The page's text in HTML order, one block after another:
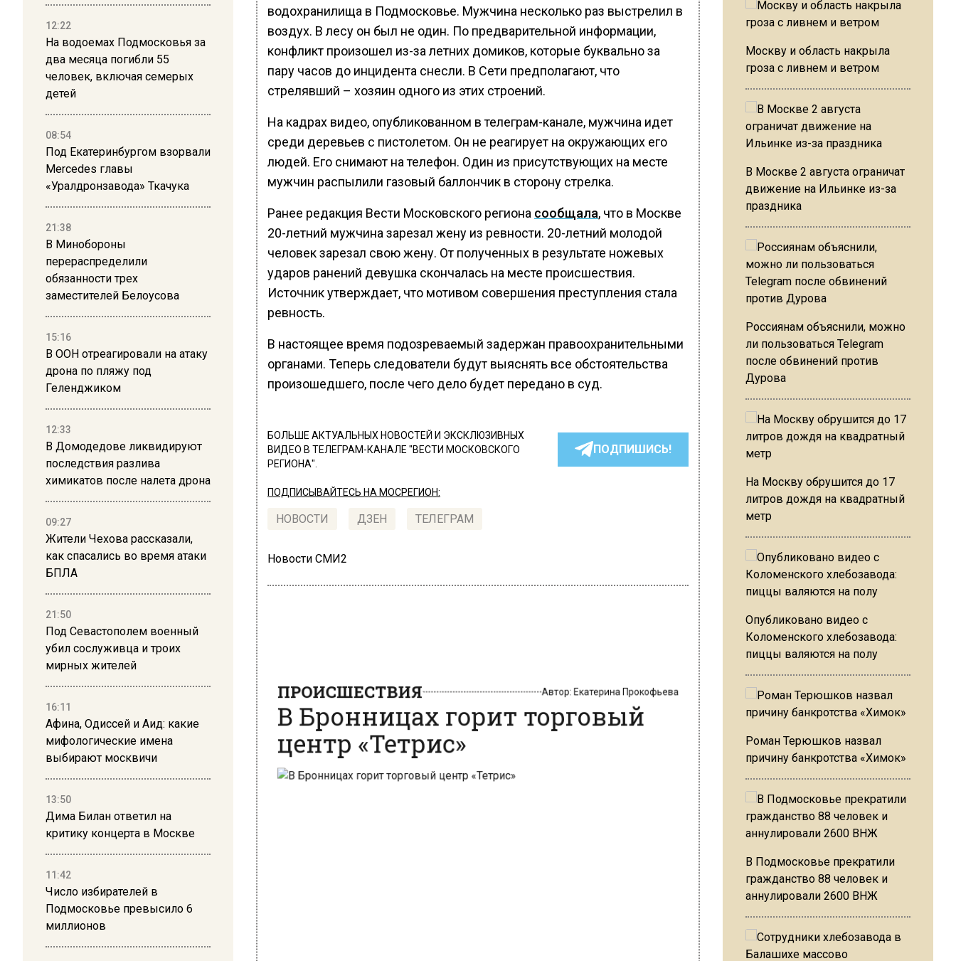
12:22
На водоемах Подмосковья за
два месяца погибли 55
человек, включая семерых
детей
08:54
Под Екатеринбургом взорвали
Mercedes главы
«Уралдронзавода» Ткачука
21:38
В Минобороны
перераспределили
обязанности трех
заместителей Белоусова
15:16
В ООН отреагировали на атаку
дрона по пляжу под
Геленджиком
12:33
В Домодедове ликвидируют
последствия разлива
химикатов после налета дрона
09:27
Жители Чехова рассказали,
как спасались во время атаки
БПЛА
21:50
Под Севастополем военный
убил сослуживца и троих
мирных жителей
16:11
Афина, Одиссей и Аид: какие
мифологические имена
выбирают москвичи
13:50
Дима Билан ответил на
критику концерта в Москве
11:42
Число избирателей в
Подмосковье превысило 6
миллионов
водохранилища в Подмосковье. Мужчина несколько раз выстрелил в
воздух. В лесу он был не один. По предварительной информации,
конфликт произошел из-за летних домиков, которые буквально за
пару часов до инцидента снесли. В Сети предполагают, что
стрелявший – хозяин одного из этих строений.
На кадрах видео, опубликованном в телеграм-канале, мужчина идет
среди деревьев с пистолетом. Он не реагирует на окружающих его
людей. Его снимают на телефон. Один из присутствующих на месте
мужчин распылили газовый баллончик в сторону стрелка.
Ранее редакция Вести Московского региона сообщала, что в Москве
20-летний мужчина зарезал жену из ревности. 20-летний молодой
человек зарезал свою жену. От полученных в результате ножевых
ударов ранений девушка скончалась на месте происшествия.
Источник утверждает, что мотивом совершения преступления стала
ревность.
В настоящее время подозреваемый задержан правоохранительными
органами. Теперь следователи будут выяснять все обстоятельства
произошедшего, после чего дело будет передано в суд.
БОЛЬШЕ АКТУАЛЬНЫХ НОВОСТЕЙ И ЭКСКЛЮЗИВНЫХ
ВИДЕО В ТЕЛЕГРАМ-КАНАЛЕ "ВЕСТИ МОСКОВСКОГО
РЕГИОНА".
ПОДПИШИСЬ!
ПОДПИСЫВАЙТЕСЬ НА МОСРЕГИОН:
НОВОСТИ ДЗЕН ТЕЛЕГРАМ
Новости СМИ2
В Бронницах горит торговый
центр «Тетрис»
Москву и область накрыла
гроза с ливнем и ветром
В Москве 2 августа ограничат
движение на Ильинке из-за
праздника
Россиянам объяснили, можно
ли пользоваться Telegram
после обвинений против
Дурова
На Москву обрушится до 17
литров дождя на квадратный
метр
Опубликовано видео с
Коломенского хлебозавода:
пиццы валяются на полу
Роман Терюшков назвал
причину банкротства «Химок»
В Подмосковье прекратили
гражданство 88 человек и
аннулировали 2600 ВНЖ